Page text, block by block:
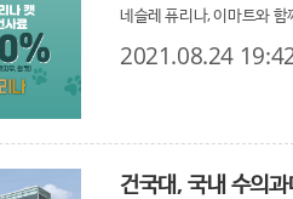
네슬레 퓨리나, 이마트와
2021.08.24
건국대, 국내 수의